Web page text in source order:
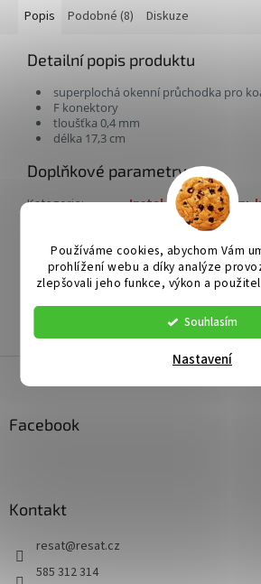
Používáme cookies, abychom Vám
prohlížení webu a díky analýze
zlepšovali jeho funkce, výkon a
Souhlasím
Nastavení
Popis Podobné (8) Diskuze
Detailní popis produktu
superplochá okenní průchodka pro
F konektory
tloušťka 0,4 mm
délka 17,3 cm
Doplňkové parametry
Kategorie:
Instal.mat., stožáry,
Výrobce:
Schwaiger
:
Záruka:
Položka byla vyprodána…
Facebook
Kontakt
resat@resat.cz
585 312 314